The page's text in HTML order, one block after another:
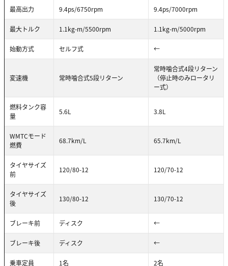
最高出力 9.4ps/6750rpm 9.4ps/7000rpm
最大トルク 1.1kg-m/5500rpm 1.1kg-m/5000rpm
始動方式 セルフ式 ←
変速機 常時噛合式5段リターン
常時噛合式4段リターン
（停止時のみロータリ
ー式）
燃料タンク容
量
5.6L 3.8L
WMTCモード
燃費
68.7km/L 65.7km/L
タイヤサイズ
前
120/80-12 120/70-12
タイヤサイズ
後
130/80-12 130/70-12
ブレーキ前 ディスク ←
ブレーキ後 ディスク ←
乗車定員 1名 2名